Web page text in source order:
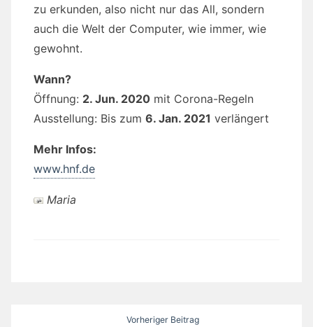
zu erkunden, also nicht nur das All, sondern
auch die Welt der Computer, wie immer, wie
gewohnt.
Wann?
Öffnung: 2. Jun. 2020 mit Corona-Regeln
Ausstellung: Bis zum 6. Jan. 2021 verlängert
Mehr Infos:
www.hnf.de
Maria
Beitragsnavigation
Vorheriger Beitrag